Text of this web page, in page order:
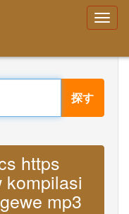
探す
https
kompilasi
mp3